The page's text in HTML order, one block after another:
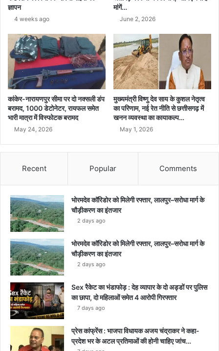
ज्ञापन
4 weeks ago
मांगें…
June 2, 2026
कांकेर-नारायणपुर सीमा पर दो नक्सली डंप
बरामद, 1000 डेटोनेटर, रायफल समेत
भारी मात्रा में विस्फोटक बरामद
May 24, 2026
मुख्यमंत्री विष्णु देव साय के कुशल नेतृत्व
का परिणाम, नई रेत नीति से छत्तीसगढ़ में
खनन व्यवस्था का कायाकल्प…
May 1, 2026
Recent Popular Comments
भोरमदेव कॉरिडोर को मिलेगी रफ्तार, लालपुर–सरोधा मार्ग के
चौड़ीकरण का इंतजार
2 days ago
भोरमदेव कॉरिडोर को मिलेगी रफ्तार, लालपुर–सरोधा मार्ग के
चौड़ीकरण का इंतजार
2 days ago
Sex रैकेट का भंडाफोड़ : देह व्यापार के दो अड्डों पर पुलिस
का छापा, दो महिलाओं समेत 4 आरोपी गिरफ्तार
7 days ago
प्रेस कांफ्रेंस : भाजपा विधायक अजय चंद्राकर ने कहा-
प्रदेश भर के अटल प्रतिमाओं की होनी चाहिए जांच…